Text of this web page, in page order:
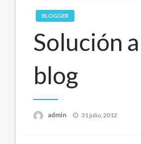
BLOGGER
Solución
blog
admin
Publicado
31 julio, 2012